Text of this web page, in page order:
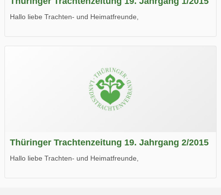
Hallo liebe Trachten- und Heimatfreunde,
Wir wünschen Euch viel Spaß beim Lesen.
Thüringer Trachtenzeitung 19. Jahrgang 2/2015
Hallo liebe Trachten- und Heimatfreunde,